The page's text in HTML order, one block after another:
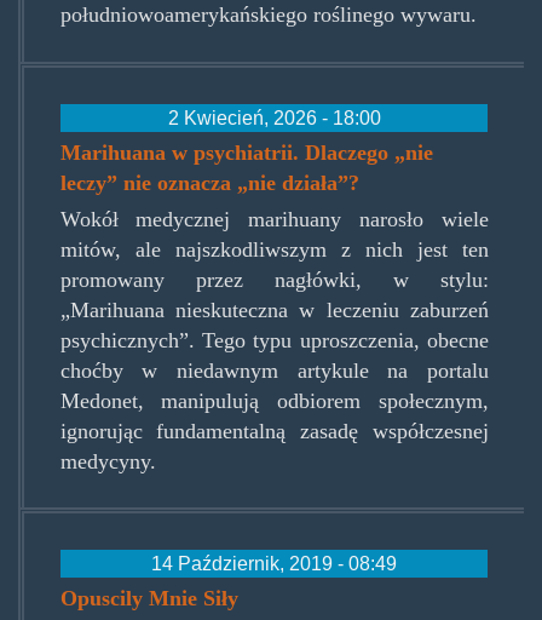
południowoamerykańskiego roślinego wywaru.
2 Kwiecień, 2026 - 18:00
Marihuana w psychiatrii. Dlaczego „nie
leczy” nie oznacza „nie działa”?
Wokół medycznej marihuany narosło wiele
mitów, ale najszkodliwszym z nich jest ten
promowany przez nagłówki, w stylu:
„Marihuana nieskuteczna w leczeniu zaburzeń
psychicznych”. Tego typu uproszczenia, obecne
choćby w niedawnym artykule na portalu
Medonet, manipulują odbiorem społecznym,
ignorując fundamentalną zasadę współczesnej
medycyny.
14 Październik, 2019 - 08:49
Opuscily Mnie Siły